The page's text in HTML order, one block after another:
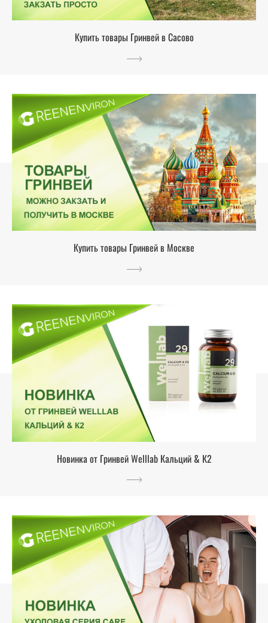
Купить товары Гринвей в Сасово
Купить товары Гринвей в Москве
Новинка от Гринвей Welllab Кальций & К2